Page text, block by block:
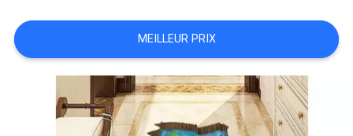
DEMANDEZ
CITATION
MEILLEUR PRIX